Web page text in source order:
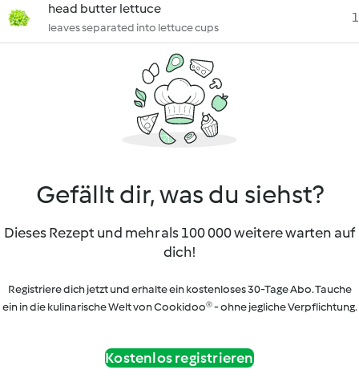
head butter lettuce
leaves separated into lettuce cups
1
Gefällt dir, was du siehst?
Dieses Rezept und mehr als 100 000 weitere warten auf
dich!
Registriere dich jetzt und erhalte ein kostenloses 30-Tage Abo. Tauche
ein in die kulinarische Welt von Cookidoo® - ohne jegliche Verpflichtung.
Kostenlos registrieren